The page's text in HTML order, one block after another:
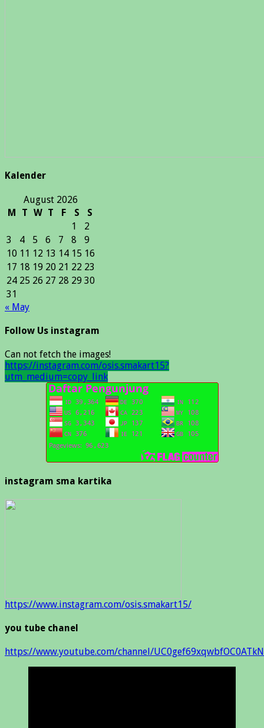
Kalender
August 2026
M
T W T F S
S
1
2
3
4 5 6 7 8
9
10 11 12 13 14 15 16
17 18 19 20 21 22 23
24 25 26 27 28 29 30
31
« May
Follow Us instagram
Can not fetch the images!
https://instagram.com/osis.smakart15?
utm_medium=copy_link
instagram sma kartika
https://www.instagram.com/osis.smakart15/
you tube chanel
https://www.youtube.com/channel/